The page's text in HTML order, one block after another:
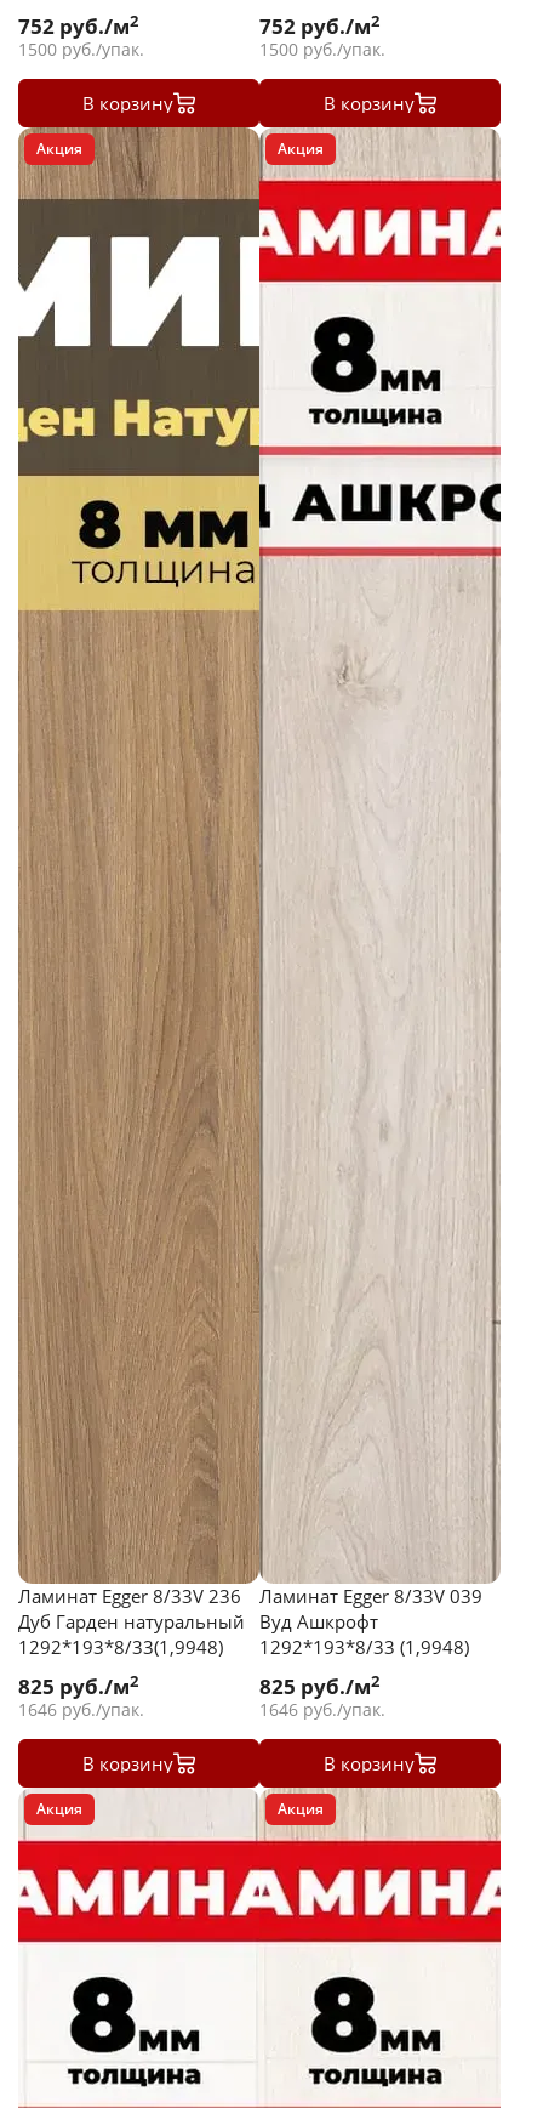
752 руб./м2
1500 руб./упак.
В корзину
752 руб./м2
1500 руб./упак.
В корзину
Акция
Ламинат Egger 8/33V 236
Дуб Гарден натуральный
1292*193*8/33(1,9948)
825 руб./м2
1646 руб./упак.
В корзину
Акция
Ламинат Egger 8/33V 039
Вуд Ашкрофт
1292*193*8/33 (1,9948)
825 руб./м2
1646 руб./упак.
В корзину
Акция Акция